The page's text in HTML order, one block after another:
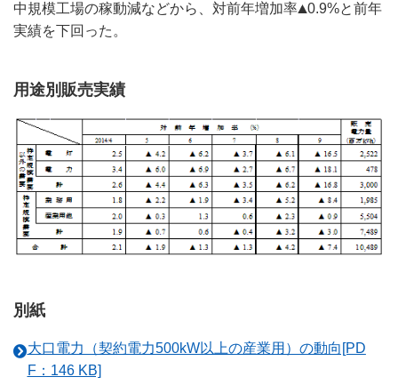
中規模工場の稼動減などから、対前年増加率
0.9%と前年
実績を下回った。
用途別販売実績
別紙
大口電力（契約電力500kW以上の産業用）の動向[PD
F：146 KB]